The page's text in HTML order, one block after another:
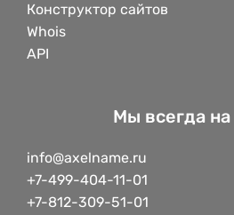
Конструктор сайтов
Whois
API
Мы всегда на
info@axelname.ru
+7-499-404-11-01
+7-812-309-51-01